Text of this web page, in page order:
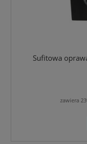
Sufitowa
zawiera